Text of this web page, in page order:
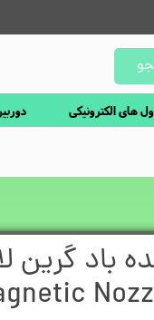
های الکترونیکی